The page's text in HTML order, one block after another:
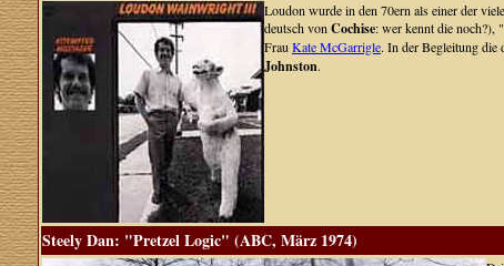
Loudon wurde in den 70ern als einer der
deutsch von Cochise: wer kennt die
Frau Kate McGarrigle. In der Begleitung
Johnston.
Steely Dan: "Pretzel Logic" (ABC, März 1974)